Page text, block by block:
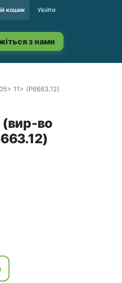
кошик Увійти
з нами
11> (P6663.12)
(вир-во